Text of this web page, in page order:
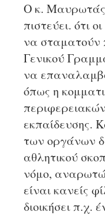
Ο κ. Μαυρωτάς
πιστεύει. ότι
να σταματούν
Γενικού
να
όπως η
εκπαίδευσης.
των οργάνων
αθλητικού
νόμο,
είναι κανείς
διοικήσει π.χ.